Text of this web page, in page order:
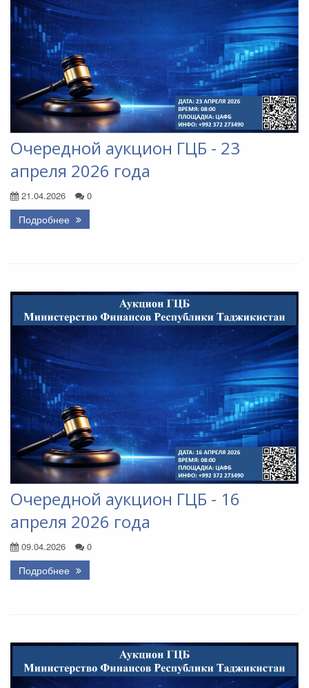
Очередной аукцион ГЦБ - 23
апреля 2026 года
21.04.2026 0
Подробнее
Очередной аукцион ГЦБ - 16
апреля 2026 года
09.04.2026 0
Подробнее